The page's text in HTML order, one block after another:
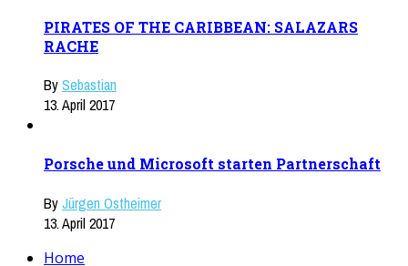
PIRATES OF THE CARIBBEAN: SALAZARS
RACHE
BySebastian
13. April 2017
Porsche und Microsoft starten Partnerschaft
ByJürgen Ostheimer
13. April 2017
Home